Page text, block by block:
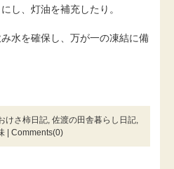
し、灯油を補充したり。
水を確保し、万が一の凍結に備
けさ柿日記, 佐渡の田舎暮らし日記,
| Comments(0)